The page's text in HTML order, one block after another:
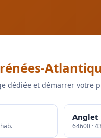
dédiée et démarrer votre
Anglet
64600 ·